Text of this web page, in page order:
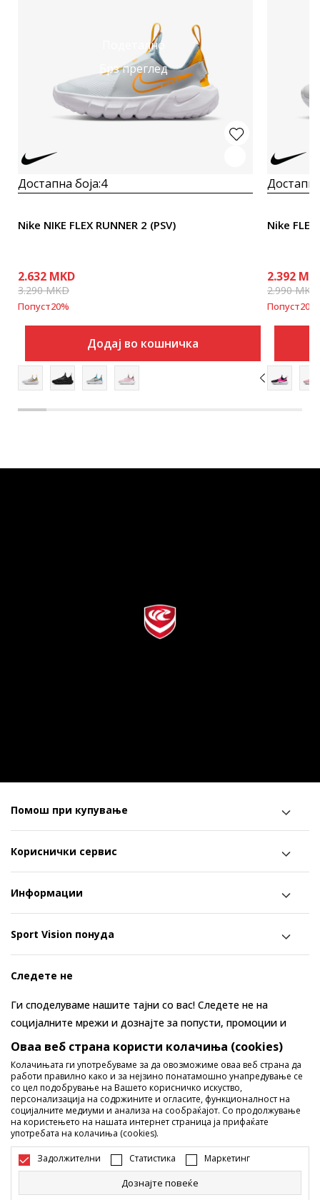
Подетално
Брз преглед
Достапна боја:4
Nike NIKE FLEX RUNNER 2 (PSV)
2.632 MKD
3.290MKD
Попуст20%
Додај во кошничка
Nike FLEX
2.392
2.990MKD
Попуст20
Помош при купување
Кориснички сервис
Информации
Sport Vision понуда
Следете не
Ги споделуваме нашите тајни со вас! Следете не на
социјалните мрежи и дознајте за попусти, промоции и
нови производи!
Македонија Промена
Оваа веб страна користи колачиња (cookies)
Колачињата ги употребуваме за да овозможиме оваа веб страна да
работи правилно како и за нејзино понатамошно унапредување се
со цел подобрување на Вашето корисничко искуство,
персонализација на содржините и огласите, функционалност на
социјалните медиуми и анализа на сообраќајот. Со продолжување
на користењето на нашата интернет страница ја прифаќате
употребата на колачиња (cookies).
Задолжителни Статистика Маркетинг
Дознајте повеќе